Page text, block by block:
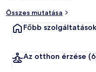
Összes mutatása
Főbb szolgáltatások
Az otthon érzése